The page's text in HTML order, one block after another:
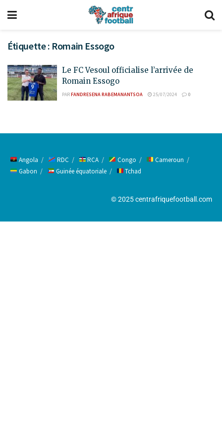
Étiquette : Romain Essogo
Le FC Vesoul officialise l’arrivée de
Romain Essogo
PARFANDRESENA RABEMANANTSOA 25/07/2024 0
Angola RDC RCA Congo
Cameroun
Gabon
Guinée équatoriale Tchad
© 2025 centrafriquefootball.com